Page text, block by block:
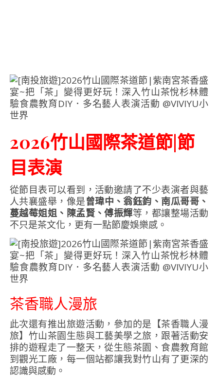
2026竹山國際茶道節|節
目表演
從節目表可以看到，活動邀請了不少表演者與藝
人共襄盛舉，像是曾瑋中、翁鈺鈞、南瓜哥哥、
蔓越莓姐姐、陳孟賢、傅振輝等，都讓整場活動
不只是茶文化，更有一點節慶娛樂感。
茶香職人漫旅
此次還有推出旅遊活動，參加的是【茶香職人漫
旅】竹山茶園生態與工藝美學之旅，跟著活動安
排的遊程走了一整天，從生態茶園、食農教育館
到觀光工廠，每一個站都讓我對竹山有了更深的
認識與感動。